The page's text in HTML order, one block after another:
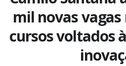
mil novas vagas
cursos voltados